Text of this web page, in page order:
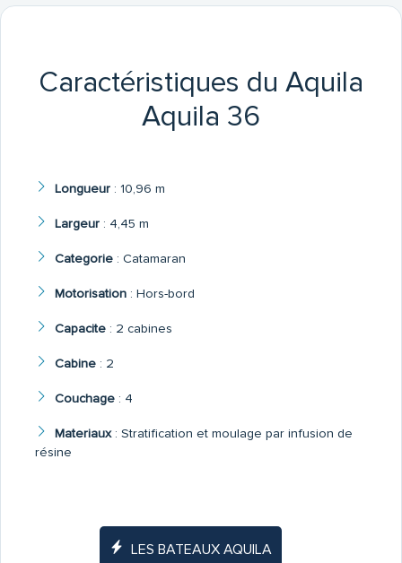
Caractéristiques du Aquila
Aquila 36
Longueur: 10,96 m
Largeur: 4,45 m
Categorie: Catamaran
Motorisation: Hors-bord
Capacite: 2 cabines
Cabine: 2
Couchage: 4
Materiaux: Stratification et moulage par infusion de
résine
LES BATEAUX AQUILA